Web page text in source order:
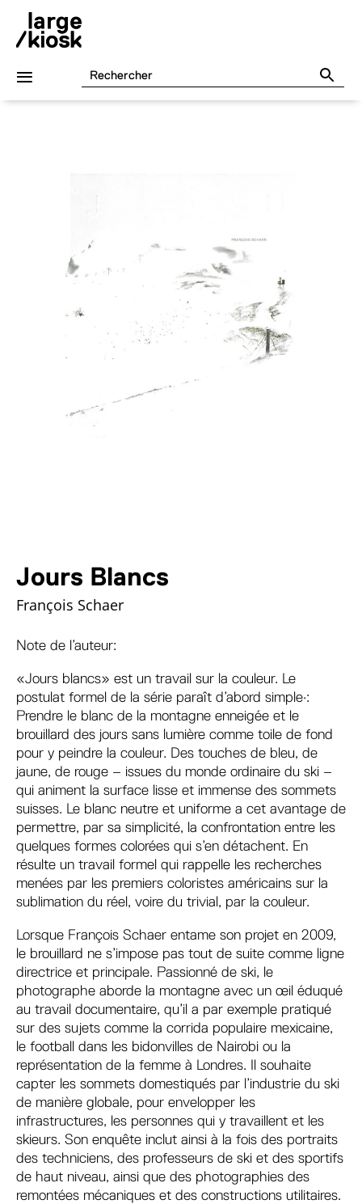
Jours Blancs
François Schaer
Note de l’auteur:
«Jours blancs» est un travail sur la couleur. Le
postulat formel de la série paraît d’abord simple·:
Prendre le blanc de la montagne enneigée et le
brouillard des jours sans lumière comme toile de fond
pour y peindre la couleur. Des touches de bleu, de
jaune, de rouge – issues du monde ordinaire du ski –
qui animent la surface lisse et immense des sommets
suisses. Le blanc neutre et uniforme a cet avantage de
permettre, par sa simplicité, la confrontation entre les
quelques formes colorées qui s’en détachent. En
résulte un travail formel qui rappelle les recherches
menées par les premiers coloristes américains sur la
sublimation du réel, voire du trivial, par la couleur.
Lorsque François Schaer entame son projet en 2009,
le brouillard ne s’impose pas tout de suite comme ligne
directrice et principale. Passionné de ski, le
photographe aborde la montagne avec un œil éduqué
au travail documentaire, qu’il a par exemple pratiqué
sur des sujets comme la corrida populaire mexicaine,
le football dans les bidonvilles de Nairobi ou la
représentation de la femme à Londres. Il souhaite
capter les sommets domestiqués par l’industrie du ski
de manière globale, pour envelopper les
infrastructures, les personnes qui y travaillent et les
skieurs. Son enquête inclut ainsi à la fois des portraits
des techniciens, des professeurs de ski et des sportifs
de haut niveau, ainsi que des photographies des
remontées mécaniques et des constructions utilitaires.